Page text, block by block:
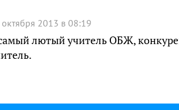
октября 2013 в 08:19
лютый учитель ОБЖ,